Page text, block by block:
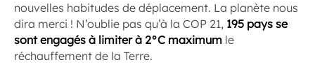
nouvelles habitudes de déplacement. La planète nous
dira merci ! N’oublie pas qu’à la COP 21, 195 pays se
sont engagés à limiter à 2°C maximum le
réchauffement de la Terre.